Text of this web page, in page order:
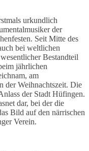
urkundlich
der
Seit Mitte des
bei weltlichen
Bestandteil
jährlichen
am
der Weihnachtszeit. Die
der Stadt Hüfingen.
dar, bei der die
Bild auf den närrischen
Verein.